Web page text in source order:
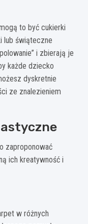
to być cukierki
lub świąteczne
i zbierają je
każde dziecko
dyskretnie
ze znalezieniem
zaproponować
ich kreatywność i
w różnych